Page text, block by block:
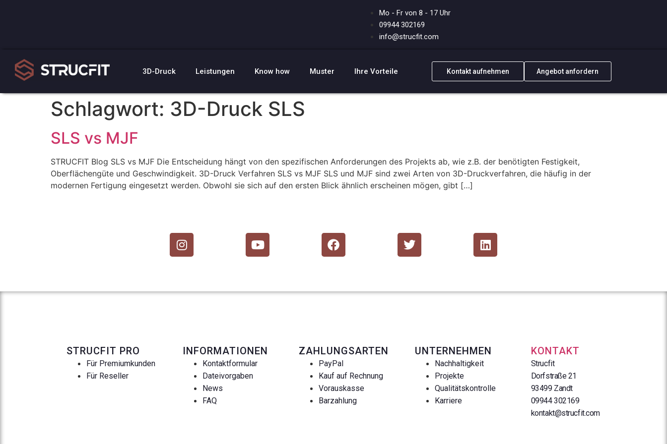
Mo - Fr von 8 - 17 Uhr
09944 302169
info@strucfit.com
3D-Druck Leistungen Know how Muster Ihre Vorteile Kontakt aufnehmen Angebot anfordern
Schlagwort: 3D-Druck SLS
SLS vs MJF
STRUCFIT Blog SLS vs MJF Die Entscheidung hängt von den spezifischen Anforderungen des Projekts ab, wie z.B. der benötigten Festigkeit,
Oberflächengüte und Geschwindigkeit. 3D-Druck Verfahren SLS vs MJF SLS und MJF sind zwei Arten von 3D-Druckverfahren, die häufig in der
modernen Fertigung eingesetzt werden. Obwohl sie sich auf den ersten Blick ähnlich erscheinen mögen, gibt […]
STRUCFIT PRO
Für Premiumkunden
Für Reseller
INFORMATIONEN
Kontaktformular
Dateivorgaben
News
FAQ
ZAHLUNGSARTEN
PayPal
Kauf auf Rechnung
Vorauskasse
Barzahlung
UNTERNEHMEN
Nachhaltigkeit
Projekte
Qualitätskontrolle
Karriere
KONTAKT
Strucfit
Dorfstraße 21
93499 Zandt
09944 302169
kontakt@strucfit.com